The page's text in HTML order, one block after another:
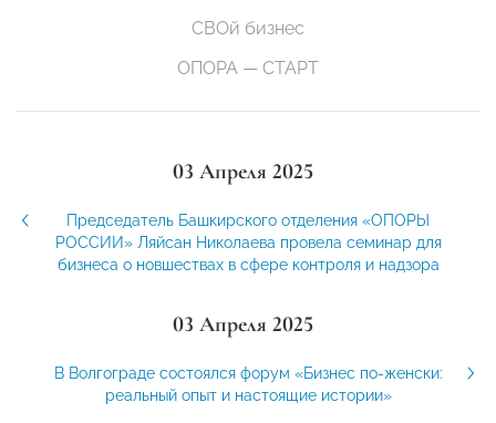
СВОй бизнес
ОПОРА — СТАРТ
03 Апреля 2025
Председатель Башкирского отделения «ОПОРЫ
РОССИИ» Ляйсан Николаева провела семинар для
бизнеса о новшествах в сфере контроля и надзора
03 Апреля 2025
В Волгограде состоялся форум «Бизнес по-женски:
реальный опыт и настоящие истории»